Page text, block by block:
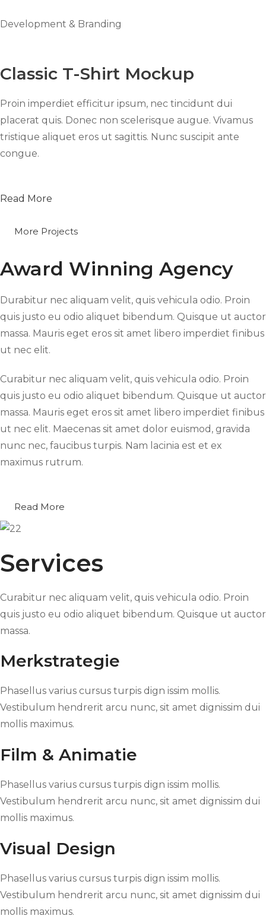
Development & Branding
Classic T-Shirt Mockup
Proin imperdiet efficitur ipsum, nec tincidunt dui
placerat quis. Donec non scelerisque augue. Vivamus
tristique aliquet eros ut sagittis. Nunc suscipit ante
congue.
Read More
More Projects
Award Winning Agency
Durabitur nec aliquam velit, quis vehicula odio. Proin
quis justo eu odio aliquet bibendum. Quisque ut auctor
massa. Mauris eget eros sit amet libero imperdiet finibus
ut nec elit.
Curabitur nec aliquam velit, quis vehicula odio. Proin
quis justo eu odio aliquet bibendum. Quisque ut auctor
massa. Mauris eget eros sit amet libero imperdiet finibus
ut nec elit. Maecenas sit amet dolor euismod, gravida
nunc nec, faucibus turpis. Nam lacinia est et ex
maximus rutrum.
Read More
Services
Curabitur nec aliquam velit, quis vehicula odio. Proin
quis justo eu odio aliquet bibendum. Quisque ut auctor
massa.
Merkstrategie
Phasellus varius cursus turpis dign issim mollis.
Vestibulum hendrerit arcu nunc, sit amet dignissim dui
mollis maximus.
Film & Animatie
Phasellus varius cursus turpis dign issim mollis.
Vestibulum hendrerit arcu nunc, sit amet dignissim dui
mollis maximus.
Visual Design
Phasellus varius cursus turpis dign issim mollis.
Vestibulum hendrerit arcu nunc, sit amet dignissim dui
mollis maximus.